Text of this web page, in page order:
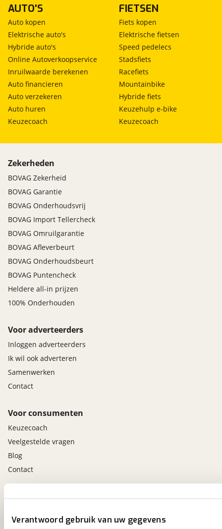
Verantwoord gebruik van uw gegevens
AUTO'S
Auto kopen
Elektrische auto's
Hybride auto's
Online Autoverkoopservice
Inruilwaarde berekenen
Auto financieren
Auto verzekeren
Auto huren
Keuzecoach
FIETSEN
Fiets kopen
Elektrische fietsen
Speed pedelecs
Stadsfiets
Racefiets
Mountainbike
Hybride fiets
Keuzehulp e-bike
Keuzecoach
Zekerheden
BOVAG Zekerheid
BOVAG Garantie
BOVAG Onderhoudsvrij
BOVAG Import Tellercheck
BOVAG Omruilgarantie
BOVAG Afleverbeurt
BOVAG Onderhoudsbeurt
BOVAG Puntencheck
Heldere all-in prijzen
100% Onderhouden
Voor adverteerders
Inloggen adverteerders
Ik wil ook adverteren
Samenwerken
Contact
Voor consumenten
Keuzecoach
Veelgestelde vragen
Blog
Contact
Altijd het meest recente aanbod bij de hand.
Download 'm nu.